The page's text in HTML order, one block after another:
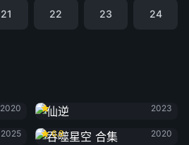
21 22 23 24
2020
2023
2025
吞噬星空 合集
6.8
2020